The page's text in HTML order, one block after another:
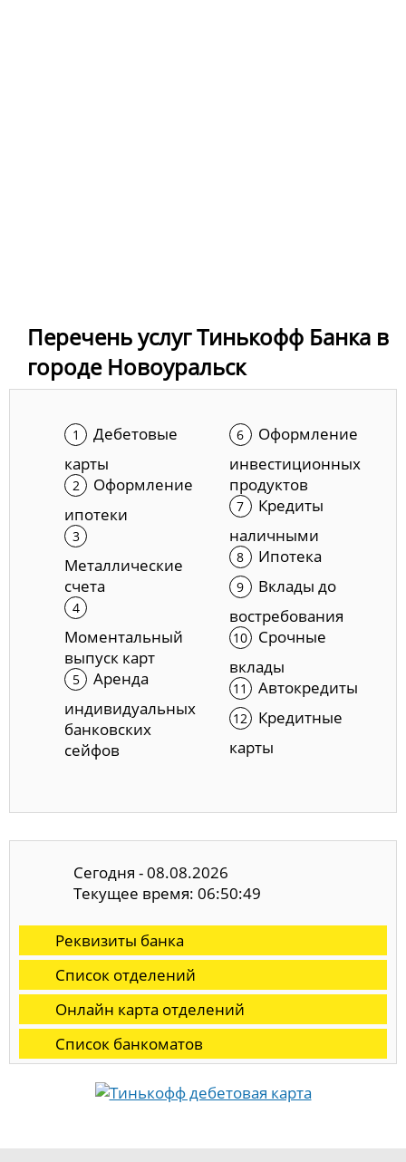
Перечень услуг Тинькофф Банка в
городе Новоуральск
Дебетовые
карты
Оформление
ипотеки
Металлические
счета
Моментальный
выпуск карт
Аренда
индивидуальных
банковских
сейфов
Оформление
инвестиционных
продуктов
Кредиты
наличными
Ипотека
Вклады до
востребования
Срочные
вклады
Автокредиты
Кредитные
карты
Сегодня - 08.08.2026
Текущее время: 06:50:50
Реквизиты банка
Список отделений
Онлайн карта отделений
Список банкоматов